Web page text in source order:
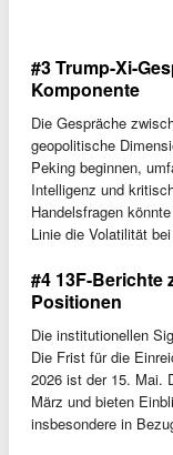
#3 Trump-Xi-
Komponente
Die Gespräche
geopolitische
Peking beginnen,
Intelligenz und
Handelsfragen
Linie die Volatilität
#4 13F-Berichte
Positionen
Die institutionellen
Die Frist für die
2026 ist der 15. Mai.
März und bieten
insbesondere in